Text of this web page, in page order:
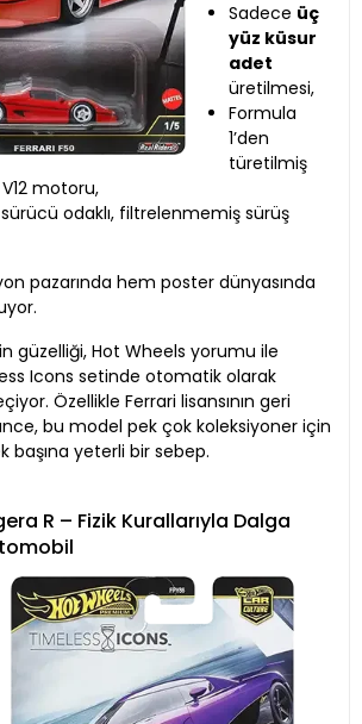
Sadece üç
yüz küsur
adet
üretilmesi,
Formula
1’den
türetilmiş
motoru,
odaklı, filtrelenmemiş sürüş
pazarında hem poster dünyasında
güzelliği, Hot Wheels yorumu ile
Icons setinde otomatik olarak
Özellikle Ferrari lisansının geri
bu model pek çok koleksiyoner için
başına yeterli bir sebep.
R – Fizik Kurallarıyla Dalga